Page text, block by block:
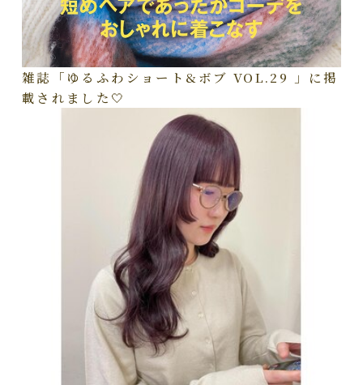
雑誌「ゆるふわショート&ボブ VOL.29 」に掲
載されました🤍